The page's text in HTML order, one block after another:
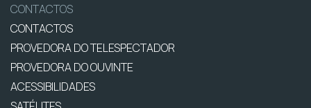
CONTACTOS
CONTACTOS
PROVEDORA DO TELESPECTADOR
PROVEDORA DO OUVINTE
ACESSIBILIDADES